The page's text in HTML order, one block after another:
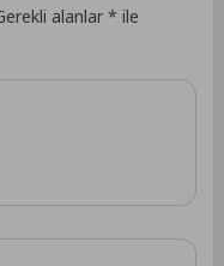
alanlar* ile